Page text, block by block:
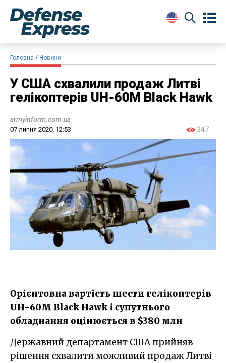
Головна Новини
У США схвалили продаж Литві
гелікоптерів UH-60M Black Hawk
armyinform.com.ua
07 липня 2020, 12:53 347
Орієнтовна вартість шести гелікоптерів
UH-60M Black Hawk і супутнього
обладнання оцінюється в $380 млн
Державний департамент США прийняв
рішення схвалити можливий продаж Литві